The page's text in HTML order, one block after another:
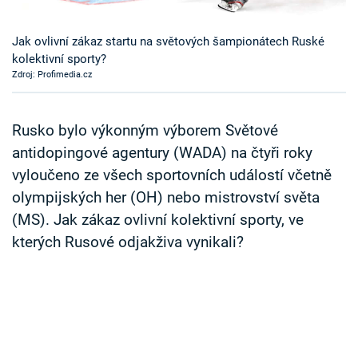
Přihlášení
Jak ovlivní zákaz startu na světových šampionátech Ruské
kolektivní sporty?
Zdroj: Profimedia.cz
Rusko bylo výkonným výborem Světové
antidopingové agentury (WADA) na čtyři roky
vyloučeno ze všech sportovních událostí včetně
olympijských her (OH) nebo mistrovství světa
(MS). Jak zákaz ovlivní kolektivní sporty, ve
kterých Rusové odjakživa vynikali?